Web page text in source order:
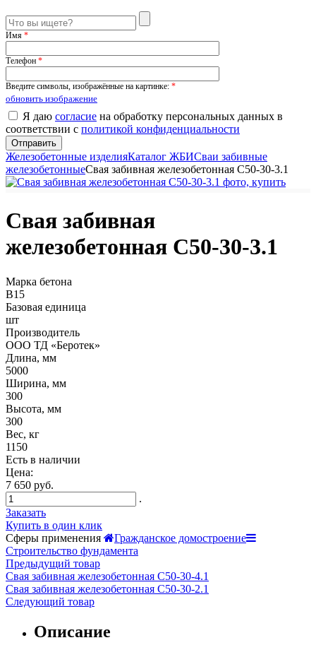
Имя *
Телефон *
Введите символы, изображённые на картинке: *
обновить изображение
Я даю согласие на обработку персональных данных в
соответствии с политикой конфиденциальности
Железобетонные изделияКаталог ЖБИСваи забивные
железобетонныеСвая забивная железобетонная С50-30-3.1
Свая забивная
железобетонная С50-30-3.1
Марка бетона
B15
Базовая единица
шт
Производитель
ООО ТД «Беротек»
Длина, мм
5000
Ширина, мм
300
Высота, мм
300
Вес, кг
1150
Есть в наличии
Цена:
7 650 руб.
.
Заказать
Купить в один клик
Сферы применения
Гражданское домостроение
Строительство фундамента
Предыдущий товар
Свая забивная железобетонная С50-30-4.1
Свая забивная железобетонная С50-30-2.1
Следующий товар
Описание